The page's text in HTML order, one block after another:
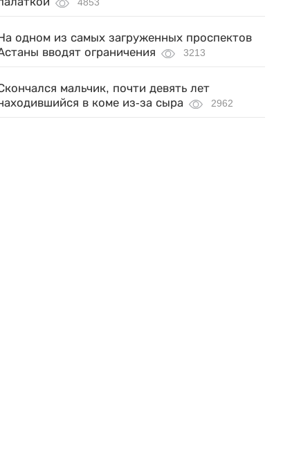
одном из самых загруженных проспектов
вводят ограничения
3213
мальчик, почти девять лет
в коме из-за сыра
2962